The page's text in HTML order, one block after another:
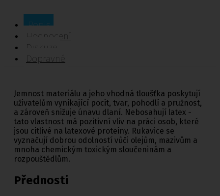
Popis
Hodnocení
Diskuze
Dopravné
Jemnost materiálu a jeho vhodná tloušťka poskytují
uživatelům vynikající pocit, tvar, pohodlí a pružnost,
a zároveň snižuje únavu dlaní. Nebosahují latex -
tato vlastnost má pozitivní vliv na práci osob, které
jsou citlivé na latexové proteiny. Rukavice se
vyznačují dobrou odolností vůči olejům, mazivům a
mnoha chemickým toxickým sloučeninám a
rozpouštědlům.
Přednosti